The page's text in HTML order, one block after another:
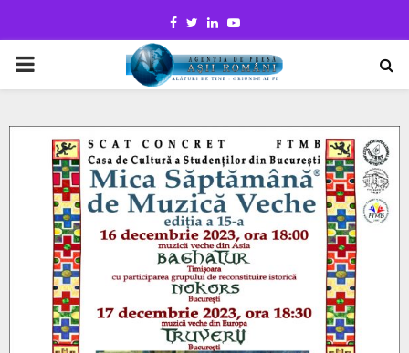
Facebook
TwitterLinkedinYoutube
PRIMARY